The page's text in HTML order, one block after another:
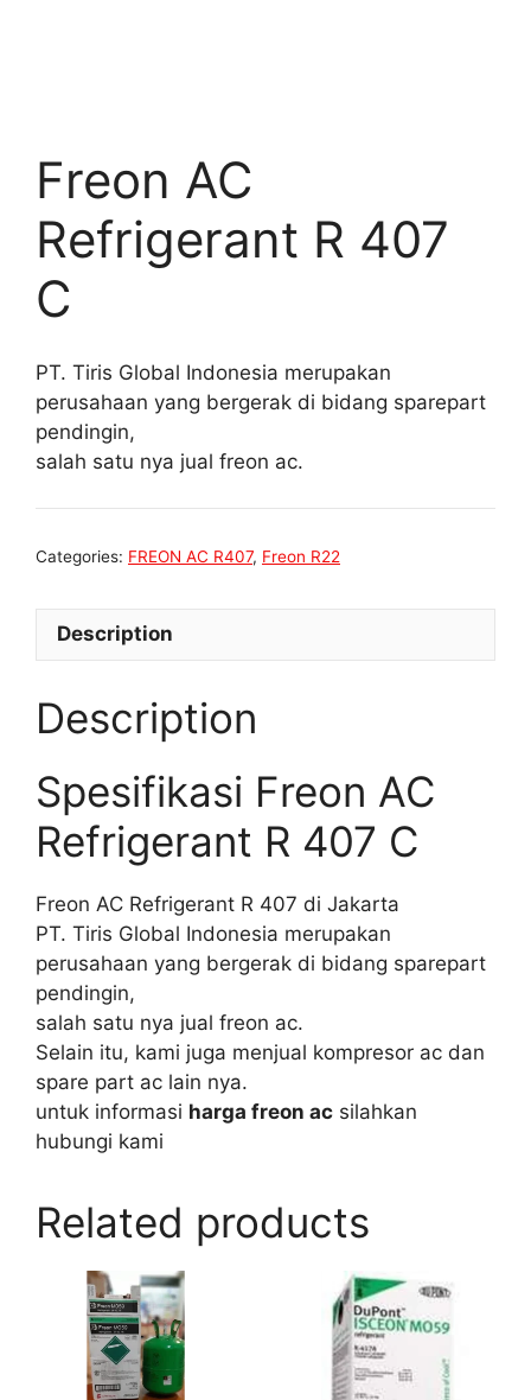
Freon AC
Refrigerant R 407
C
PT. Tiris Global Indonesia merupakan
perusahaan yang bergerak di bidang sparepart
pendingin,
salah satu nya jual freon ac.
Categories: FREON AC R407, Freon R22
Description
Description
Spesifikasi Freon AC
Refrigerant R 407 C
Freon AC Refrigerant R 407 di Jakarta
PT. Tiris Global Indonesia merupakan
perusahaan yang bergerak di bidang sparepart
pendingin,
salah satu nya jual freon ac.
Selain itu, kami juga menjual kompresor ac dan
spare part ac lain nya.
untuk informasi harga freon ac silahkan
hubungi kami
Related products